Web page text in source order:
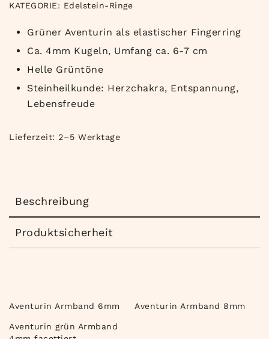
KATEGORIE: Edelstein-Ringe
Grüner Aventurin als elastischer Fingerring
Ca. 4mm Kugeln, Umfang ca. 6-7 cm
Helle Grüntöne
Steinheilkunde: Herzchakra, Entspannung,
Lebensfreude
Lieferzeit: 2–5 Werktage
Beschreibung
Produktsicherheit
Aventurin Armband 6mm Aventurin Armband 8mm
Aventurin grün Armband